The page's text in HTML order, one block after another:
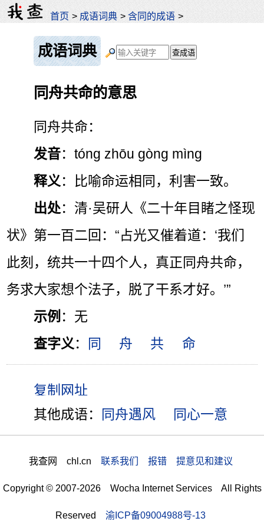
首页 > 成语词典 >含同的成语 >
成语词典
同舟共命的意思
同舟共命：
发音：tóng zhōu gòng mìng
释义 ：比喻命运相同，利害一致。
出处：清·吴研人《二十年目睹之怪现
状》第一百二回：“占光又催着道：‘我们
此刻，统共一十四个人，真正同舟共命，
务求大家想个法子，脱了干系才好。’”
示例 ：无
查字义 ： 同 舟 共 命
其他成语： 同舟遇风 同心一意
我查网 chl.cn 联系我们 报错 提意见和建议
Copyright © 2007-2026 Wocha Internet Services All Rights
Reserved 渝ICP备09004988号-13